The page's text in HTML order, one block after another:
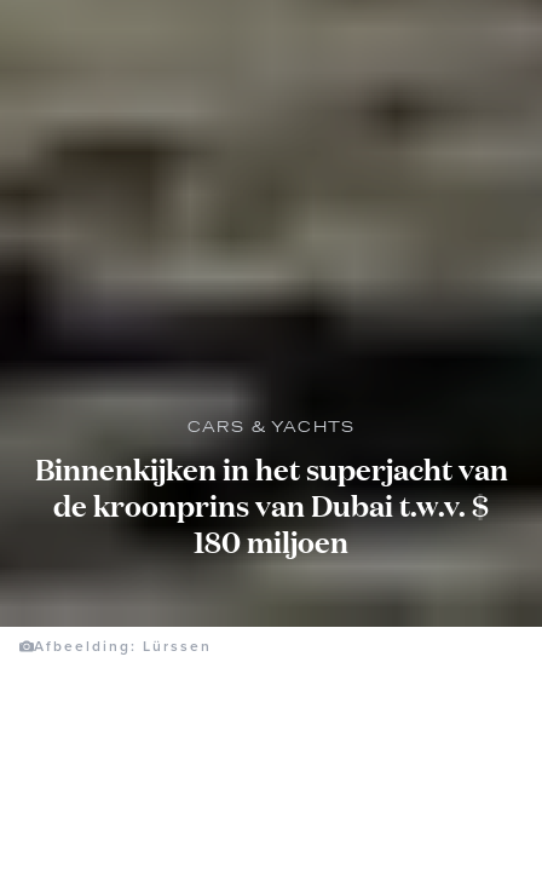
CARS & YACHTS
Binnenkijken in het superjacht van
de kroonprins van Dubai t.w.v. $
180 miljoen
Afbeelding: Lürssen